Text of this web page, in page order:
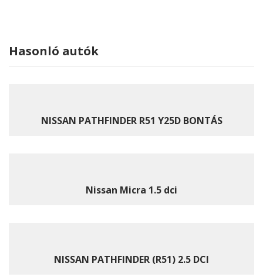
Hasonló autók
NISSAN PATHFINDER R51 Y25D BONTÁS
Nissan Micra 1.5 dci
NISSAN PATHFINDER (R51) 2.5 DCI